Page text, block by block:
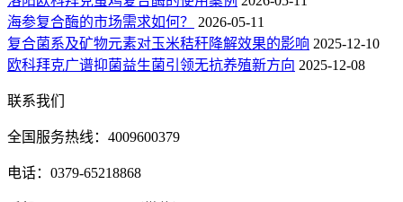
海参复合酶的市场需求如何？
2026-05-11
复合菌系及矿物元素对玉米秸秆降解效果的影响 2025-12-10
欧科拜克广谱抑菌益生菌引领无抗养殖新方向 2025-12-08
联系我们
全国服务热线：4009600379
电话：0379-65218868